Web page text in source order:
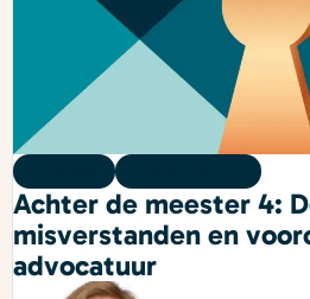
Achter de meester 4:
misverstanden en
advocatuur